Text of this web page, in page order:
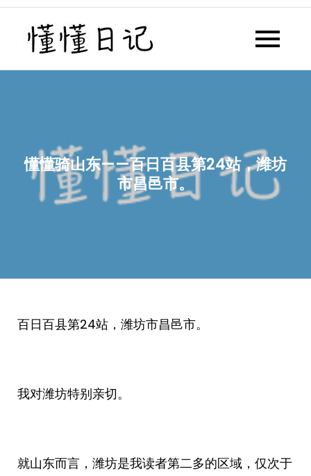
Skip
content
懂懂日记网每天同步更新懂懂学
懂懂骑山东——百日百县第24站，潍坊
市昌邑市。
百日百县第24站，潍坊市昌邑市。
我对潍坊特别亲切。
就山东而言，潍坊是我读者第二多的区域，仅次于